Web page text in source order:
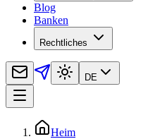
Blog
Banken
Rechtliches
DE
Heim